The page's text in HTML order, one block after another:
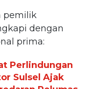
pemilik
dengan
prima:
Perlindungan
Sulsel Ajak